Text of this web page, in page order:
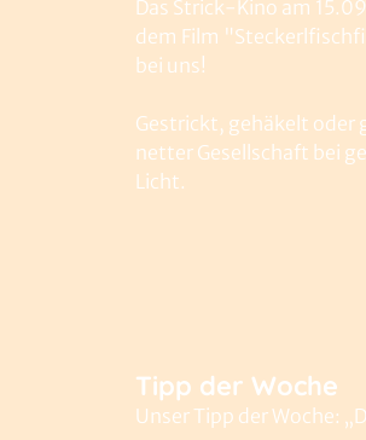
Das Strick-Kino am
dem Film
bei uns!
Gestrickt, gehäkelt oder
netter Gesellschaft bei
Licht.
Tipp der Woche
Unser Tipp der Woche: